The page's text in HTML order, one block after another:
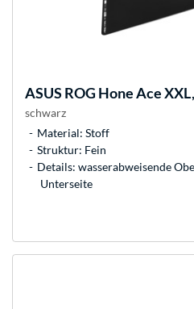
ASUS ROG Hone Ace
schwarz
Material: Stoff
Struktur: Fein
Details: wasserabweisende
Unterseite